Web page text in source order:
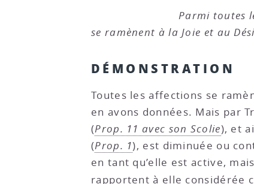
Parmi toutes
se ramènent à la Joie et au
DÉMONSTRATION
Toutes les affections se
en avons données. Mais par
(Prop. 11 avec son Scolie), et
(Prop. 1), est diminuée ou
en tant qu’elle est active,
rapportent à elle considérée